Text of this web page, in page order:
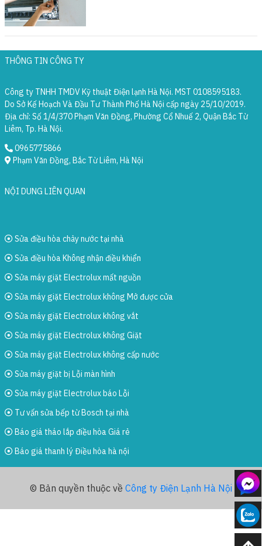
THÔNG TIN CÔNG TY
Công ty TNHH TMDV Kỹ thuật Điện lạnh Hà Nội. MST 0108595183.
Do Sở Kế Hoạch Và Đầu Tư Thành Phố Hà Nội cấp ngày 25/10/2019.
Địa chỉ: Số 1/4/370 Phạm Văn Đồng, Phường Cổ Nhuế 2, Quận Bắc Từ
Liêm, Tp. Hà Nội.
0965775866
Phạm Văn Đồng, Bắc Từ Liêm, Hà Nội
NỘI DUNG LIÊN QUAN
Sửa điều hòa chảy nước tại nhà
Sửa điều hòa Không nhận điều khiển
Sửa máy giặt Electrolux mất nguồn
Sửa máy giặt Electrolux không Mở được cửa
Sửa máy giặt Electrolux không vắt
Sửa máy giặt Electrolux không Giặt
Sửa máy giặt Electrolux không cấp nước
Sửa máy giặt bị Lỗi màn hình
Sửa máy giặt Electrolux báo Lỗi
Tư vấn sửa bếp từ Bosch tại nhà
Báo giá tháo lắp điều hòa Giá rẻ
Báo giá thanh lý Điều hòa hà nội
© Bản quyền thuộc về Công ty Điện Lạnh Hà Nội